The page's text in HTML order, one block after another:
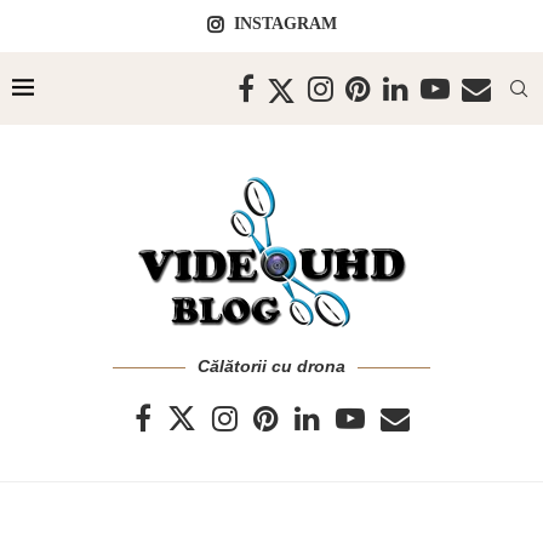
INSTAGRAM
Călătorii cu drona